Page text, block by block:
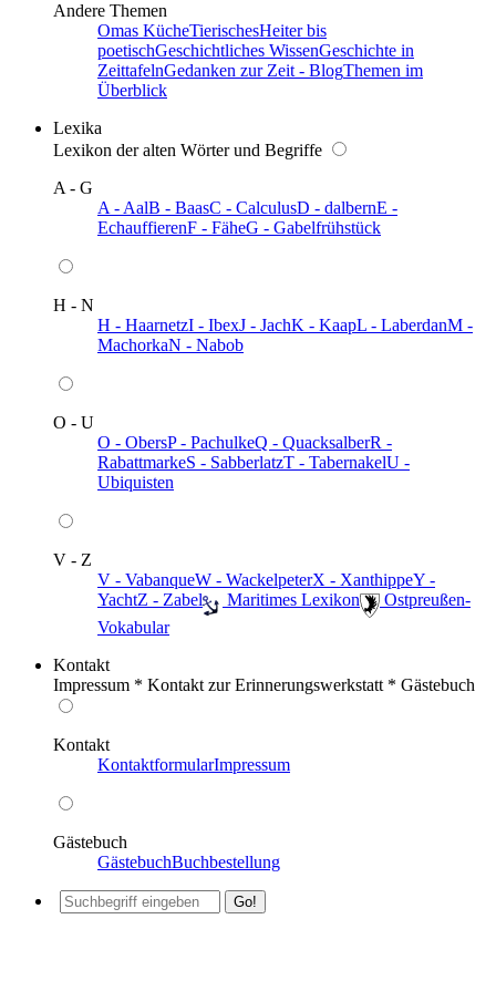
Andere Themen
Omas KücheTierischesHeiter bis
poetischGeschichtliches WissenGeschichte in
ZeittafelnGedanken zur Zeit - BlogThemen im
Überblick
Lexika
Lexikon der alten Wörter und Begriffe
A - G
A - AalB - BaasC - CalculusD - dalbernE -
EchauffierenF - FäheG - Gabelfrühstück
H - N
H - HaarnetzI - IbexJ - JachK - KaapL - LaberdanM -
MachorkaN - Nabob
O - U
O - ObersP - PachulkeQ - QuacksalberR -
RabattmarkeS - SabberlatzT - TabernakelU -
Ubiquisten
V - Z
V - VabanqueW - WackelpeterX - XanthippeY -
YachtZ - Zabel ️ Maritimes Lexikon
️ Ostpreußen-
Vokabular
Kontakt
Impressum * Kontakt zur Erinnerungswerkstatt * Gästebuch
Kontakt
KontaktformularImpressum
Gästebuch
GästebuchBuchbestellung